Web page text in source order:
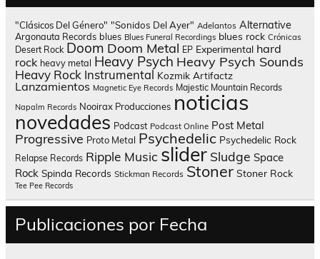
"Clásicos Del Género" "Sonidos Del Ayer" Adelantos Alternative
Argonauta Records blues Blues Funeral Recordings blues rock Crónicas
Desert Rock Doom Doom Metal EP Experimental hard
rock heavy metal Heavy Psych Heavy Psych Sounds
Heavy Rock Instrumental Kozmik Artifactz
Lanzamientos Magnetic Eye Records Majestic Mountain Records
Napalm Records Nooirax Producciones noticias
novedades Podcast Podcast Online Post Metal
Progressive Proto Metal Psychedelic Psychedelic Rock
Relapse Records Ripple Music slider Sludge Space
Rock Spinda Records Stickman Records Stoner Stoner Rock
Tee Pee Records
Publicaciones por Fecha